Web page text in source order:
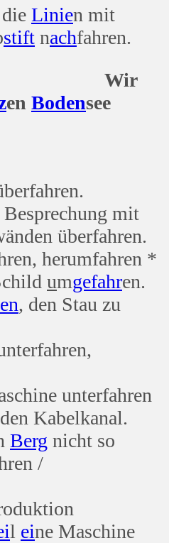
Linien mit
stift nachfahren.
en Bodensee
mit
überfahren.
herumfahren *
umgefahren.
, den Stau zu
unterfahren
Kabelkanal.
Berg nicht so
/
l eine Maschine